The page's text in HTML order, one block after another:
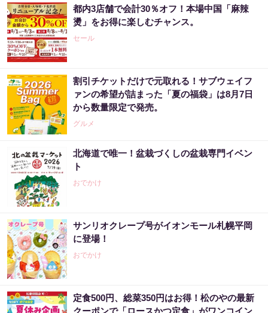
都内3店舗で会計30％オフ！本場中国「麻辣
燙」をお得に楽しむチャンス。
セール
割引チケットだけで元取れる！サブウェイフ
ァンの希望が詰まった「夏の福袋」は8月7日
から数量限定で発売。
グルメ
北海道で唯一！盆栽づくしの盆栽専門イベン
ト
おでかけ
サンリオクレープ号がイオンモール札幌平岡
に登場！
おでかけ
定食500円、総菜350円はお得！松のやの最新
クーポンで「ロースかつ定食」がワンコイン